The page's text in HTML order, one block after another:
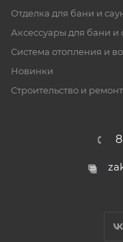
Отделка для бани и
Аксессуары для бани и
Система отопления и
Новинки
Строительство и ремонт